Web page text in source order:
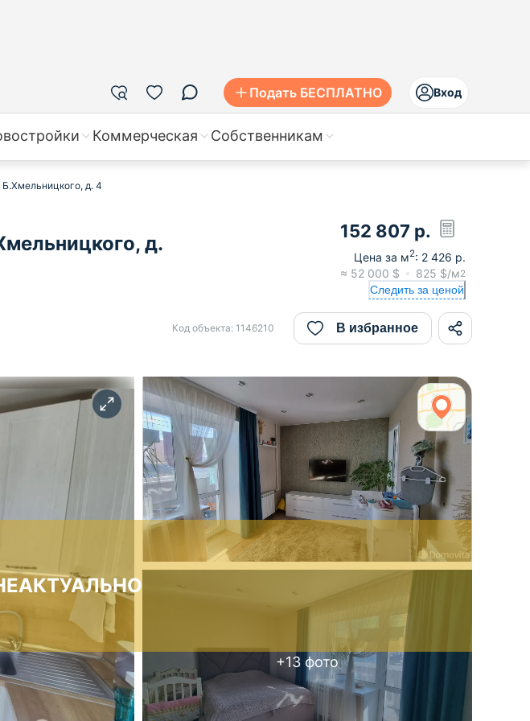
Подать БЕСПЛАТНО Вход
Коммерческая Собственникам
д. 4
д.
152 807 р.
Цена за м2: 2 426 р.
≈ 52 000 $ 825 $/м2
Следить за ценой
Код объекта: 1146210 В избранное
+13 фото